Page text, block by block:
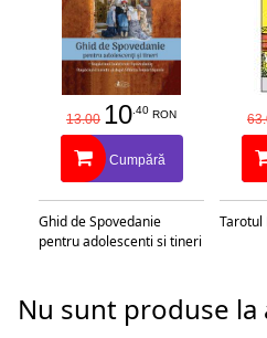
13.00 10.40 RON
Cumpără
Ghid de Spovedanie
pentru adolescenti si tineri
Tarotul
Nu sunt produse la